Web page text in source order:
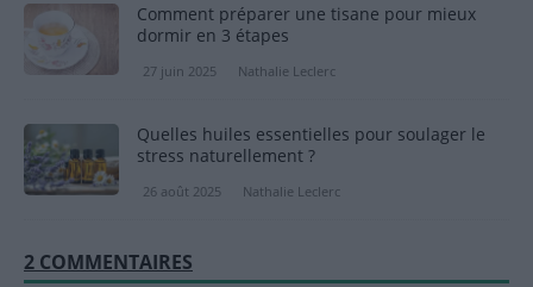
Comment préparer une tisane pour mieux
dormir en 3 étapes
27 juin 2025 Nathalie Leclerc
Quelles huiles essentielles pour soulager le
stress naturellement ?
26 août 2025 Nathalie Leclerc
2 COMMENTAIRES